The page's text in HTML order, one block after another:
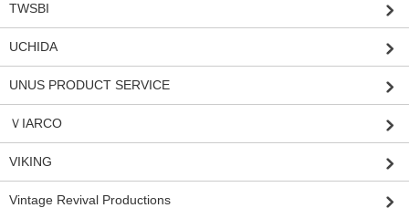
TWSBI
UCHIDA
UNUS PRODUCT SERVICE
ＶIARCO
VIKING
Vintage Revival Productions